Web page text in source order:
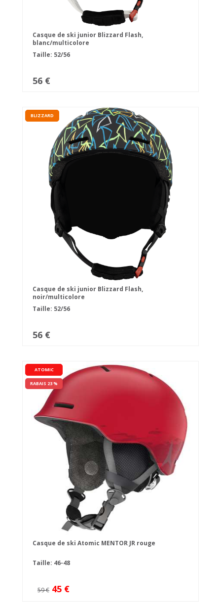
Casque de ski junior Blizzard Flash,
blanc/multicolore
Taille: 52/56
56 €
BLIZZARD
Casque de ski junior Blizzard Flash,
noir/multicolore
Taille: 52/56
56 €
ATOMIC
RABAIS 23 %
Casque de ski Atomic MENTOR JR rouge
Taille: 46-48
59 € 45 €